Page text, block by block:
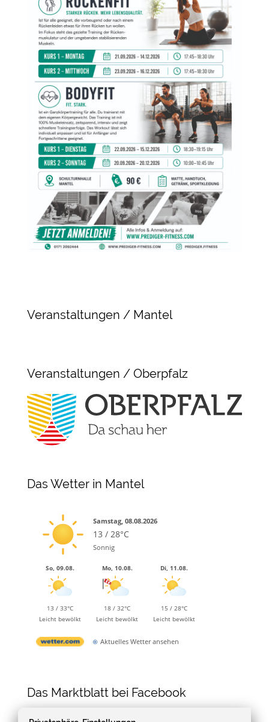
Veranstaltungen / Mantel
Veranstaltungen / Oberpfalz
Das Wetter in Mantel
Samstag, 08.08.2026
13 / 28°C
Sonnig
So, 09.08.
13 / 33°C
Leicht bewölkt
Mo, 10.08.
18 / 32°C
Leicht bewölkt
Di, 11.08.
15 / 28°C
Leicht bewölkt
Aktuelles Wetter ansehen
Das Marktblatt bei Facebook